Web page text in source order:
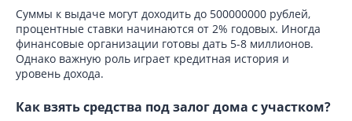
Суммы к выдаче могут доходить до 500000000 рублей,
процентные ставки начинаются от 2% годовых. Иногда
финансовые организации готовы дать 5-8 миллионов.
Однако важную роль играет кредитная история и
уровень дохода.
Как взять средства под залог дома с участком?